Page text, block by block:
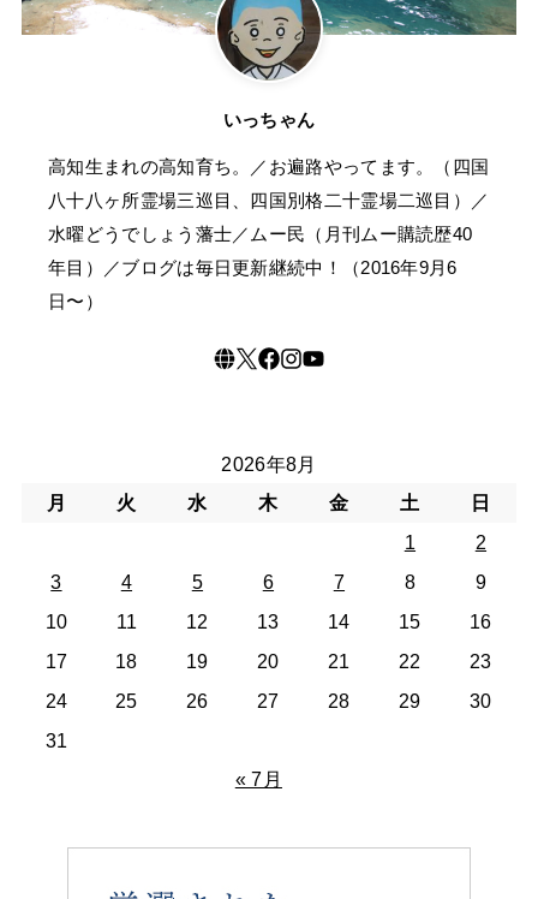
いっちゃん
高知生まれの高知育ち。／お遍路やってます。（四国
八十八ヶ所霊場三巡目、四国別格二十霊場二巡目）／
水曜どうでしょう藩士／ムー民（月刊ムー購読歴40
年目）／ブログは毎日更新継続中！（2016年9月6
日〜）
2026年8月
月
火 水 木 金 土
日
1
2
3
4 5 6 7 8
9
10
11 12 13 14 15
16
17
18 19 20 21 22
23
24
25 26 27 28 29
30
31
« 7月